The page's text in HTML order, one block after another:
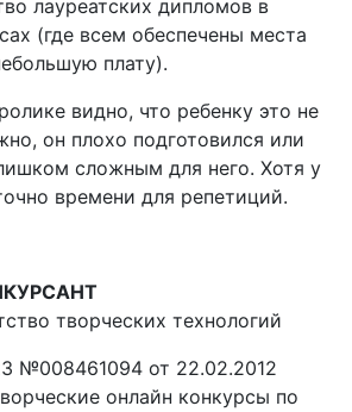
лауреатских дипломов в
(где всем обеспечены места
плату).
видно, что ребенку это не
он плохо подготовился или
сложным для него. Хотя у
времени для репетиций.
творческих технологий
№008461094 от 22.02.2012
онлайн конкурсы по